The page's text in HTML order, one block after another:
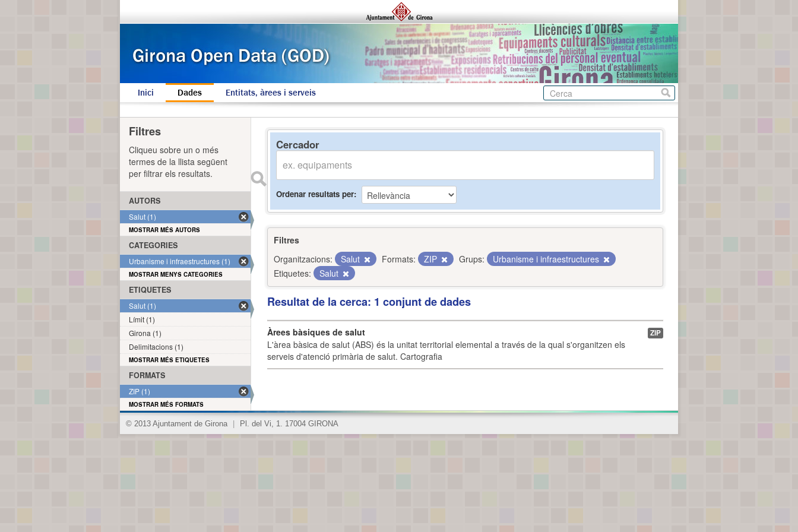
Inici Dades Entitats, àrees i serveis
Cercador
Ordenar resultats per
Filtres
Organitzacions:
Salut Formats: ZIP Grups:
Urbanisme i infraestructures
Etiquetes:
Salut
Resultat de la cerca: 1 conjunt de dades
Àrees bàsiques de salut
L'àrea bàsica de salut (ABS) és la unitat territorial elemental a través de la qual s'organitzen els
serveis d'atenció primària de salut. Cartografia
ZIP
Filtres
Cliqueu sobre un o més
termes de la llista següent
per filtrar els resultats.
AUTORS
Salut (1)
MOSTRAR MÉS AUTORS
CATEGORIES
Urbanisme i infraestructures (1)
MOSTRAR MENYS CATEGORIES
ETIQUETES
Salut (1)
Límit (1)
Girona (1)
Delimitacions (1)
MOSTRAR MÉS ETIQUETES
FORMATS
ZIP (1)
MOSTRAR MÉS FORMATS
© 2013 Ajuntament de Girona Pl. del Vi, 1. 17004 GIRONA